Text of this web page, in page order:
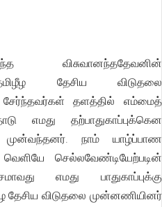
விசுவானந்ததேவனின்
தேசிய விடுதலை
தளத்தில் எம்மைத்
எமது தற்பாதுகாப்புக்கென
முன்வந்தனர். நாம் யாழ்ப்பாண
செல்லவேண்டியேற்படின்
எமது பாதுகாப்புக்கு
தேசிய விடுதலை முன்னணியினர்